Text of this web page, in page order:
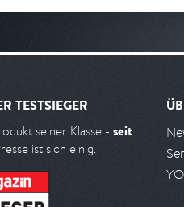
TESTSIEGER
seiner Klasse - seit
ist sich einig.